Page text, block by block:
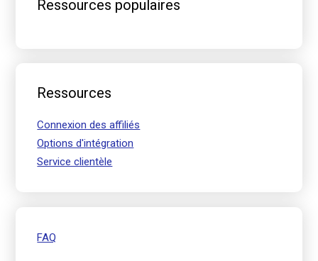
Ressources populaires
Ressources
Connexion des affiliés
Options d'intégration
Service clientèle
FAQ